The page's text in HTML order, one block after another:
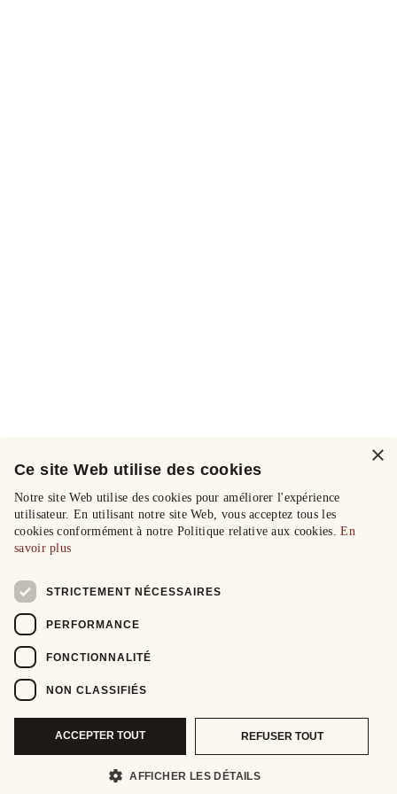
×
Ce site Web utilise des cookies
Notre site Web utilise des cookies pour améliorer l'expérience
utilisateur. En utilisant notre site Web, vous acceptez tous les
cookies conformément à notre Politique relative aux cookies.En
savoir plus
STRICTEMENT NÉCESSAIRES
PERFORMANCE
FONCTIONNALITÉ
NON CLASSIFIÉS
ACCEPTER TOUT REFUSER TOUT
AFFICHER LES DÉTAILS